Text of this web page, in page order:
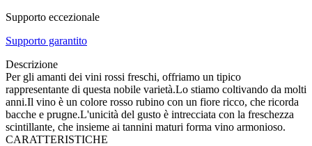
Supporto eccezionale
Supporto garantito
Descrizione
Per gli amanti dei vini rossi freschi, offriamo un tipico
rappresentante di questa nobile varietà.Lo stiamo coltivando da molti
anni.Il vino è un colore rosso rubino con un fiore ricco, che ricorda
bacche e prugne.L'unicità del gusto è intrecciata con la freschezza
scintillante, che insieme ai tannini maturi forma vino armonioso.
CARATTERISTICHE